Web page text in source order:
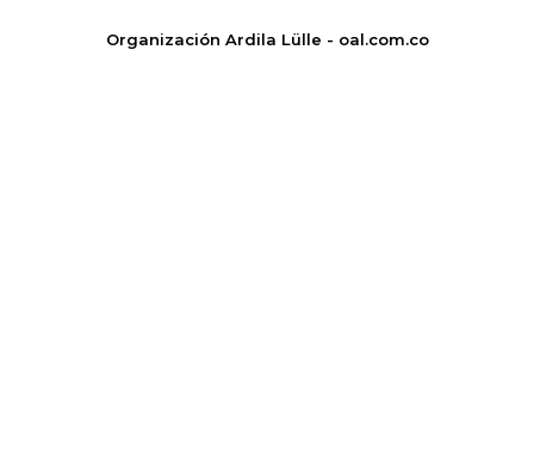
Organización Ardila Lülle - oal.com.co